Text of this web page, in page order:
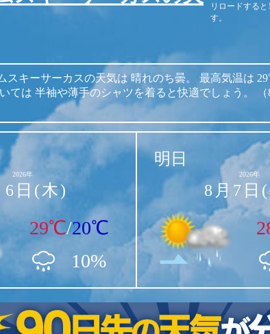
リロードする
す。
スキーサーカスの天気は 晴れのち曇。 最高気温は
ては 半袖や薄手のシャツを着ると快適でしょう。
2026年
6日(木)
29℃/20℃
10%
明日
2026年
8月7日